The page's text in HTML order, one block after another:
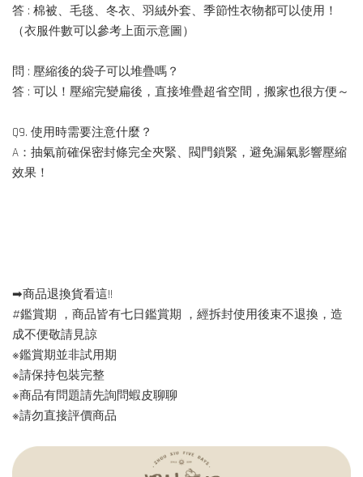
答 : 棉被、毛毯、冬衣、羽絨外套、季節性衣物都可以使用！
（衣服件數可以參考上面示意圖）
問 : 壓縮後的袋子可以堆疊嗎？
答 : 可以！壓縮完變扁後，直接堆疊超省空間，搬家也很方便～
Q9. 使用時需要注意什麼？
A：抽氣前確保密封條完全夾緊、閥門鎖緊，避免漏氣影響壓縮
效果！
➡︎商品退換貨看這!!
#鑑賞期 ，商品皆有七日鑑賞期 ，經拆封使用後束不退換，造
成不便敬請見諒
※鑑賞期並非試用期
※請保持包裝完整
※商品有問題請先詢問蝦皮聊聊
※請勿直接評價商品